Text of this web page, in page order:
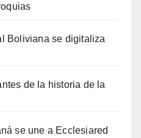
Boliviana se digitaliza
de la historia de la
se une a Ecclesiared